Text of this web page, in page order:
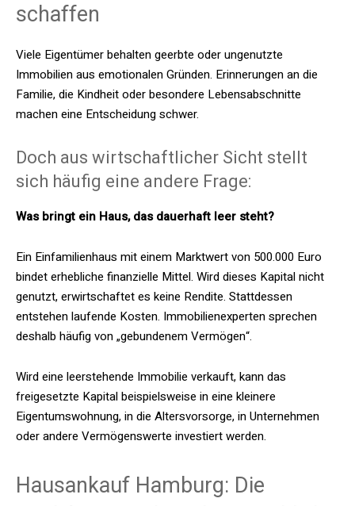
schaffen
Viele Eigentümer behalten geerbte oder ungenutzte
Immobilien aus emotionalen Gründen. Erinnerungen an die
Familie, die Kindheit oder besondere Lebensabschnitte
machen eine Entscheidung schwer.
Doch aus wirtschaftlicher Sicht stellt
sich häufig eine andere Frage:
Was bringt ein Haus, das dauerhaft leer steht?
Ein Einfamilienhaus mit einem Marktwert von 500.000 Euro
bindet erhebliche finanzielle Mittel. Wird dieses Kapital nicht
genutzt, erwirtschaftet es keine Rendite. Stattdessen
entstehen laufende Kosten. Immobilienexperten sprechen
deshalb häufig von „gebundenem Vermögen“.
Wird eine leerstehende Immobilie verkauft, kann das
freigesetzte Kapital beispielsweise in eine kleinere
Eigentumswohnung, in die Altersvorsorge, in Unternehmen
oder andere Vermögenswerte investiert werden.
Hausankauf Hamburg: Die